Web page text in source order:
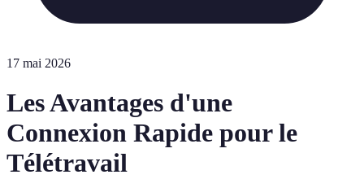
17 mai 2026
Les Avantages d'une
Connexion Rapide pour le
Télétravail